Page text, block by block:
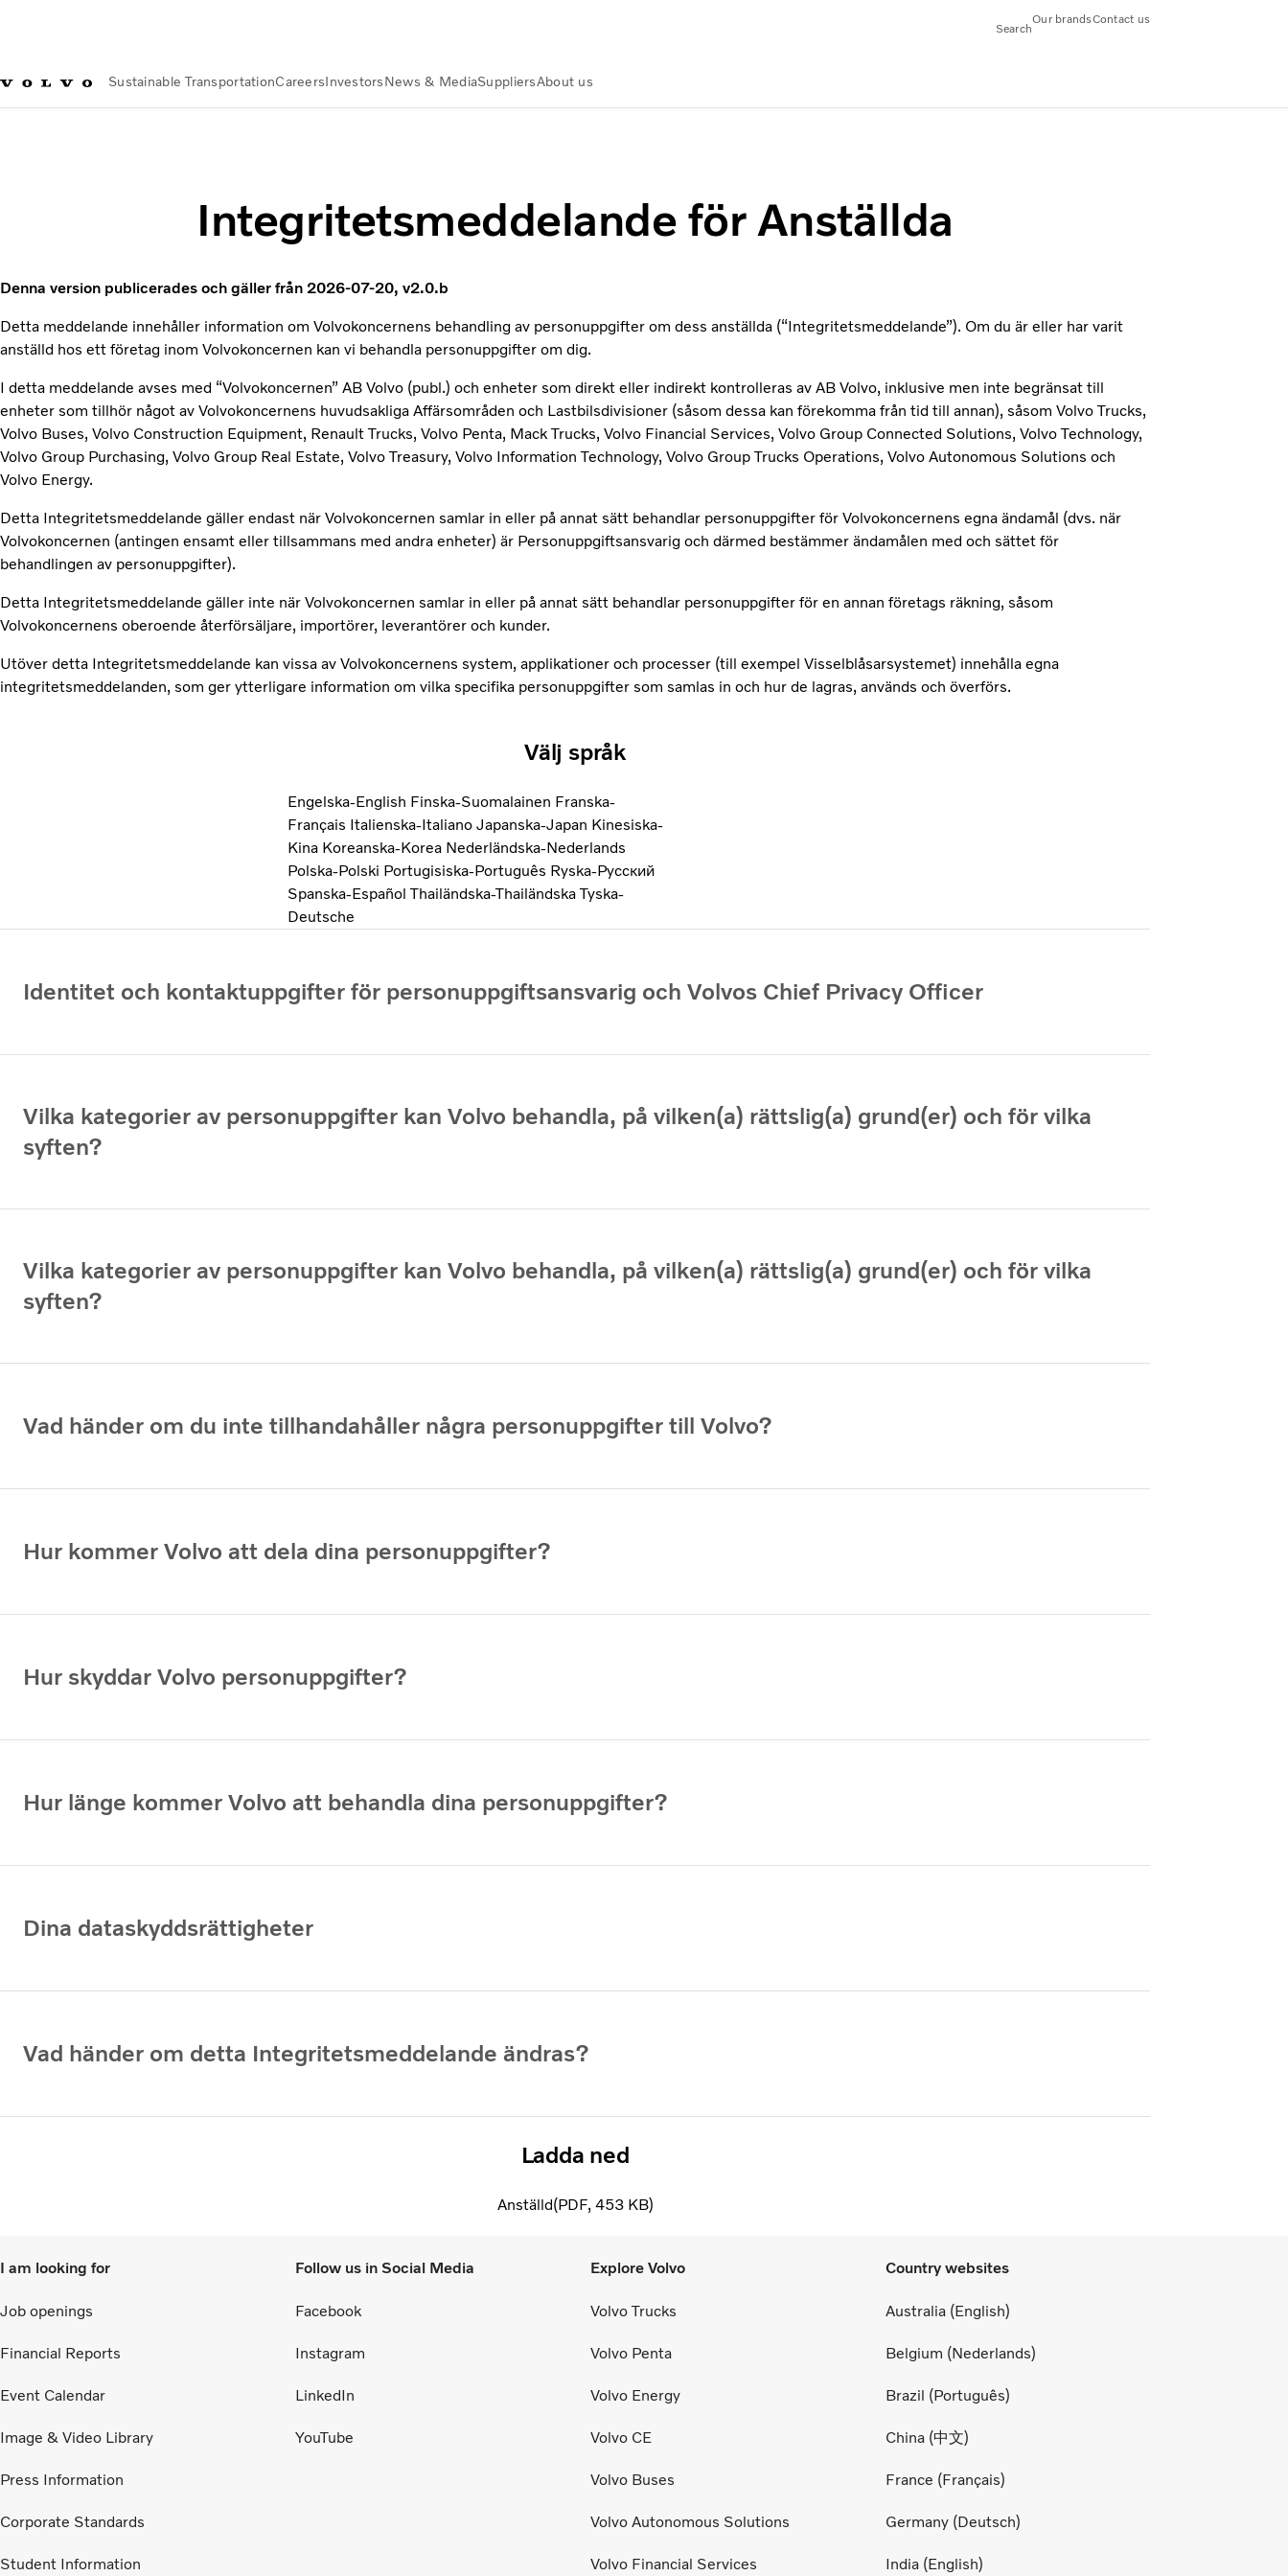
Search
Our brandsContact us
Sustainable TransportationCareersInvestorsNews & MediaSuppliersAbout us
Integritetsmeddelande för Anställda
Denna version publicerades och gäller från 2026-07-20, v2.0.b
Detta meddelande innehåller information om Volvokoncernens behandling av personuppgifter om dess anställda (“Integritetsmeddelande”). Om du är eller har varit
anställd hos ett företag inom Volvokoncernen kan vi behandla personuppgifter om dig.
I detta meddelande avses med “Volvokoncernen” AB Volvo (publ.) och enheter som direkt eller indirekt kontrolleras av AB Volvo, inklusive men inte begränsat till
enheter som tillhör något av Volvokoncernens huvudsakliga Affärsområden och Lastbilsdivisioner (såsom dessa kan förekomma från tid till annan), såsom Volvo Trucks,
Volvo Buses, Volvo Construction Equipment, Renault Trucks, Volvo Penta, Mack Trucks, Volvo Financial Services, Volvo Group Connected Solutions, Volvo Technology,
Volvo Group Purchasing, Volvo Group Real Estate, Volvo Treasury, Volvo Information Technology, Volvo Group Trucks Operations, Volvo Autonomous Solutions och
Volvo Energy.
Detta Integritetsmeddelande gäller endast när Volvokoncernen samlar in eller på annat sätt behandlar personuppgifter för Volvokoncernens egna ändamål (dvs. när
Volvokoncernen (antingen ensamt eller tillsammans med andra enheter) är Personuppgiftsansvarig och därmed bestämmer ändamålen med och sättet för
behandlingen av personuppgifter).
Detta Integritetsmeddelande gäller inte när Volvokoncernen samlar in eller på annat sätt behandlar personuppgifter för en annan företags räkning, såsom
Volvokoncernens oberoende återförsäljare, importörer, leverantörer och kunder.
Utöver detta Integritetsmeddelande kan vissa av Volvokoncernens system, applikationer och processer (till exempel Visselblåsarsystemet) innehålla egna
integritetsmeddelanden, som ger ytterligare information om vilka specifika personuppgifter som samlas in och hur de lagras, används och överförs.
Välj språk
Engelska-English Finska-Suomalainen Franska-
Français Italienska-Italiano Japanska-Japan Kinesiska-
Kina Koreanska-Korea Nederländska-Nederlands
Polska-Polski Portugisiska-Português Ryska-Pусский
Spanska-EspañolThailändska-ThailändskaTyska-
Deutsche
Identitet och kontaktuppgifter för personuppgiftsansvarig och Volvos Chief Privacy Officer
Vilka kategorier av personuppgifter kan Volvo behandla, på vilken(a) rättslig(a) grund(er) och för vilka
syften?
Vilka kategorier av personuppgifter kan Volvo behandla, på vilken(a) rättslig(a) grund(er) och för vilka
syften?
Vad händer om du inte tillhandahåller några personuppgifter till Volvo?
Hur kommer Volvo att dela dina personuppgifter?
Hur skyddar Volvo personuppgifter?
Hur länge kommer Volvo att behandla dina personuppgifter?
Dina dataskyddsrättigheter
Vad händer om detta Integritetsmeddelande ändras?
Ladda ned
Anställd PDF 453 KB
I am looking for
Job openings
Financial Reports
Event Calendar
Image & Video Library
Press Information
Corporate Standards
Student Information
Follow us in Social Media
Facebook
Instagram
LinkedIn
YouTube
Explore Volvo
Volvo Trucks
Volvo Penta
Volvo Energy
Volvo CE
Volvo Buses
Volvo Autonomous Solutions
Volvo Financial Services
Country websites
Australia (English)
Belgium (Nederlands)
Brazil (Português)
China (中文)
France (Français)
Germany (Deutsch)
India (English)